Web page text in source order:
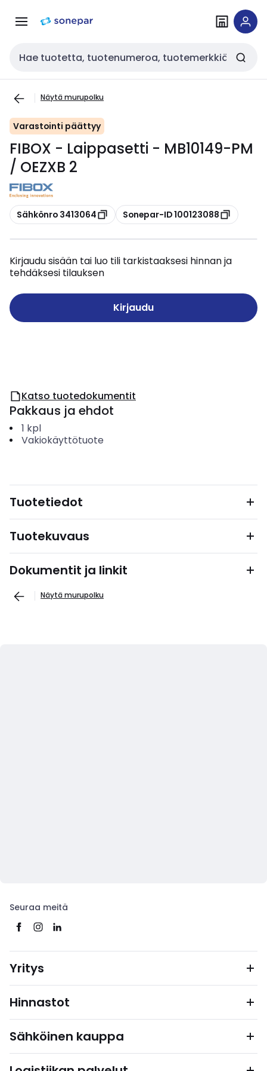
navigointiinsisältöön
Haku
Näytä murupolku
Varastointi päättyy
FIBOX - Laippasetti - MB10149-PM
/ OEZXB 2
Kopioi
Sähkönro 3413064 Kopioi
Sonepar-ID 100123088
Kirjaudu sisään tai luo tili tarkistaaksesi hinnan ja
tehdäksesi tilauksen
Kirjaudu
Katso tuotedokumentit
Pakkaus ja ehdot
1 kpl
Vakiokäyttötuote
Tuotetiedot
Tuotekuvaus
Dokumentit ja linkit
Näytä murupolku
Seuraa meitä
Yritys
Hinnastot
Sähköinen kauppa